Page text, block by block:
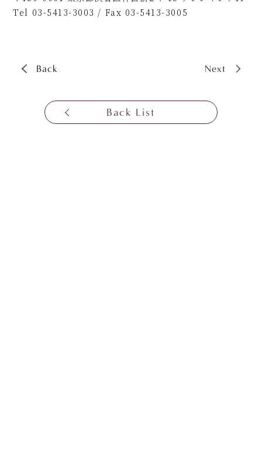
Tel 03-5413-3003 / Fax 03-5413-3005
Back Next
Back List